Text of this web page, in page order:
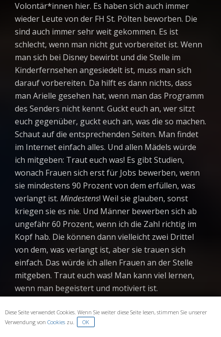
Volontär*innen hier. Es haben sich auch immer
wieder Leute von der FH St. Pölten beworben. Die
sind auch immer sehr weit gekommen. Es ist
schlecht, wenn man nicht gut vorbereitet ist. Wenn
man sich bei Disney bewirbt und die Stelle im
Kinderfernsehen angesiedelt ist, muss man sich
darauf vorbereiten. Da hilft es dann nichts, dass
man Arielle gesehen hat, wenn man das Programm
des Senders nicht kennt. Guckt euch an, wer sitzt
euch gegenüber, guckt euch an, was die so machen.
Schaut auf die entsprechenden Seiten. Man findet
im Internet einfach alles. Und allen Mädels würde
ich mitgeben: Traut euch was! Es gibt Studien,
wonach Frauen sich erst für Jobs bewerben, wenn
sie mindestens 90 Prozent von dem erfüllen, was
verlangt ist. Mindestens! Weil sie glauben, sonst
kriegen sie es nie. Und Männer bewerben sich ab
ungefähr 60 Prozent, wenn ich die Zahl richtig im
Kopf hab. Die können dann vielleicht zwei Drittel
von dem, was verlangt ist, aber sie trauen sich
einfach. Das würde ich allen Frauen an der Stelle
mitgeben. Traut euch was! Man kann viel lernen,
wenn man begeistert und motiviert ist.
Diese Seite verwendet Cookies. Wenn Sie weiter diese Seite lesen, stimmen Sie unserer
Verwendung von Cookies zu. OK